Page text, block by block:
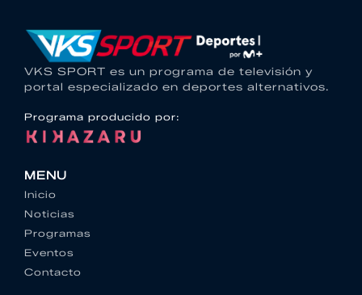
VKS SPORT es un programa de televisión y
portal especializado en deportes alternativos.
Programa producido por:
MENU
Inicio
Noticias
Programas
Eventos
Contacto